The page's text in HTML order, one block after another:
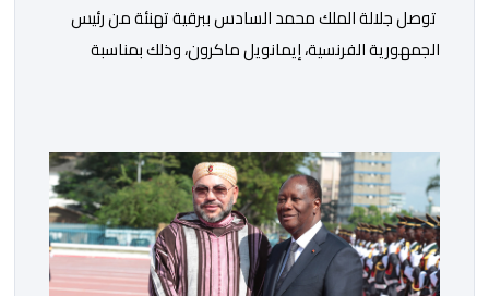
توصل جلالة الملك محمد السادس ببرقية تهنئة من رئيس
الجمهورية الفرنسية، إيمانويل ماكرون، وذلك بمناسبة
مجددا التعبير لجلالته عن مشاعر الصداقة العميقة والمتينة
التي تكنها فرنسا وشعبها للمغرب وللشعب المغربي. وقال
الرئيس الفرنسي “لا يساورني أي شك في أن […]